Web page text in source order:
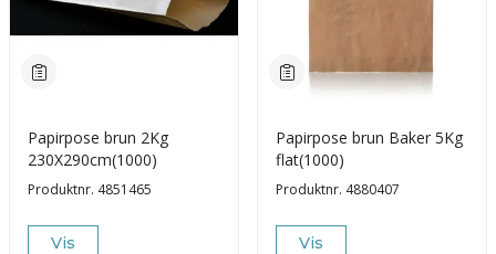
Papirpose brun 2Kg
230X290cm(1000)
Produktnr. 4851465
Vis
Papirpose brun Baker 5Kg
flat(1000)
Produktnr. 4880407
Vis